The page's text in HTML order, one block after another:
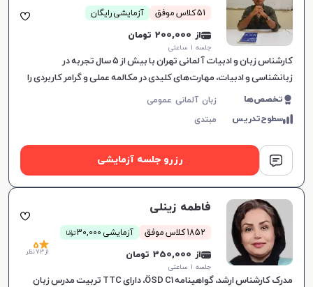
51 کلاس موفق آزمایشی رایگان
از 200,000 تومان
جلسه ۱ ساعتی
کارشناس زبان و ادبیات آلمانی تهران با بیش از ۵ سال تجربه در
زبانشناسی و ادبیات، مهارت‌های کلیدی در مکالمه عملی و گرامر کاربردی را
برای دوره‌های بزرگسالان ارائه می‌دهد.
تخصص‌ها
زبان آلمانی عمومی
سطوح‌تدریس
مبتدی
رزرو جلسه آزمایشی
فاطمه زینلی
1852 کلاس موفق آزمایشی 30,000 توما
ن
از 350,000 تومان
جلسه ۱ ساعتی
5
از 73 نظر
مدرک کارشناس ارشد، گواهینامه ÖSD C1، دارای TTC تربیت مدرس زبان